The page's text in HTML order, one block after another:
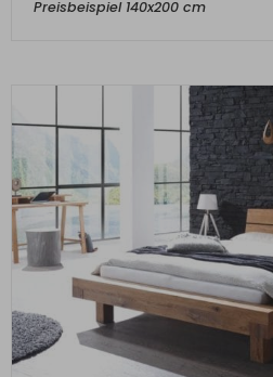
Preisbeispiel 140x200 cm